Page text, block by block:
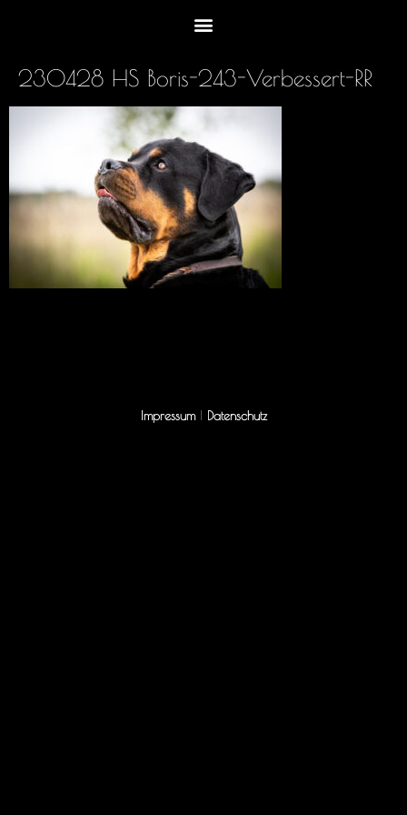
230428 HS Boris-243-Verbessert-RR
Impressum Datenschutz